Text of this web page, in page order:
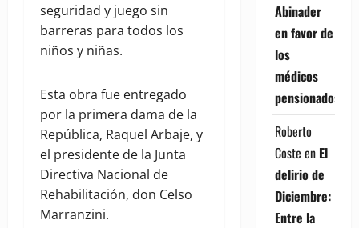
seguridad y juego sin
barreras para todos los
niños y niñas.
Esta obra fue entregado
por la primera dama de la
República, Raquel Arbaje, y
el presidente de la Junta
Directiva Nacional de
Rehabilitación, don Celso
Marranzini.
Abinader
en favor de
los
médicos
pensionados
Roberto
Coste en El
delirio de
Diciembre:
Entre la